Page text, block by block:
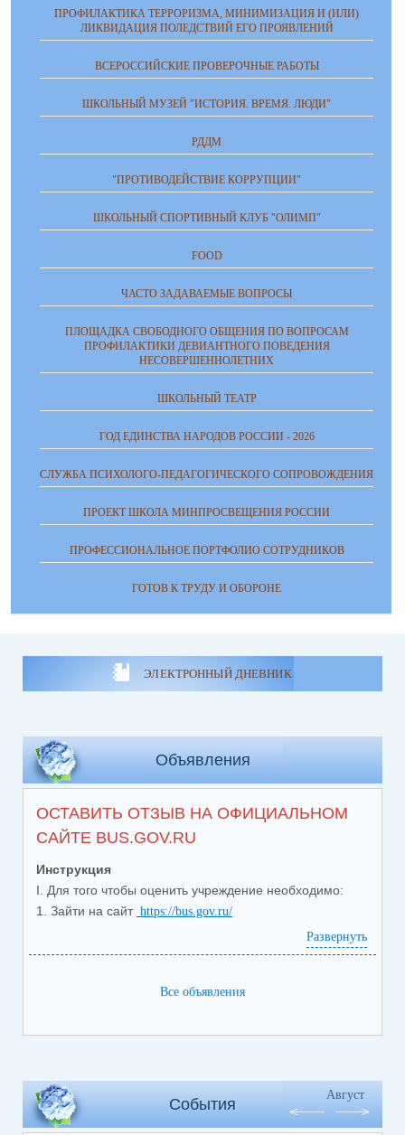
ПРОФИЛАКТИКА ТЕРРОРИЗМА, МИНИМИЗАЦИЯ И (ИЛИ)
ЛИКВИДАЦИЯ ПОЛЕДСТВИЙ ЕГО ПРОЯВЛЕНИЙ
ВСЕРОССИЙСКИЕ ПРОВЕРОЧНЫЕ РАБОТЫ
ШКОЛЬНЫЙ МУЗЕЙ "ИСТОРИЯ. ВРЕМЯ. ЛЮДИ"
РДДМ
"ПРОТИВОДЕЙСТВИЕ КОРРУПЦИИ"
ШКОЛЬНЫЙ СПОРТИВНЫЙ КЛУБ "ОЛИМП"
FOOD
ЧАСТО ЗАДАВАЕМЫЕ ВОПРОСЫ
ПЛОЩАДКА СВОБОДНОГО ОБЩЕНИЯ ПО ВОПРОСАМ
ПРОФИЛАКТИКИ ДЕВИАНТНОГО ПОВЕДЕНИЯ
НЕСОВЕРШЕННОЛЕТНИХ
ШКОЛЬНЫЙ ТЕАТР
ГОД ЕДИНСТВА НАРОДОВ РОССИИ - 2026
СЛУЖБА ПСИХОЛОГО-ПЕДАГОГИЧЕСКОГО СОПРОВОЖДЕНИЯ
ПРОЕКТ ШКОЛА МИНПРОСВЕЩЕНИЯ РОССИИ
ПРОФЕССИОНАЛЬНОЕ ПОРТФОЛИО СОТРУДНИКОВ
ГОТОВ К ТРУДУ И ОБОРОНЕ
ЭЛЕКТРОННЫЙ ДНЕВНИК
Объявления
ОСТАВИТЬ ОТЗЫВ НА ОФИЦИАЛЬНОМ
САЙТЕ BUS.GOV.RU
Инструкция
I. Для того чтобы оценить учреждение необходимо:
1. Зайти на сайт https://bus.gov.ru/
3. В разделе меню выбрать вкладку «Реестр
4. В строке поиска набрать наименование
«Показать»
6. Выбрать вкладку «Оценить учреждение
7. В появившемся окне выбрать «Вход через
Развернуть
Все объявления
События
Август